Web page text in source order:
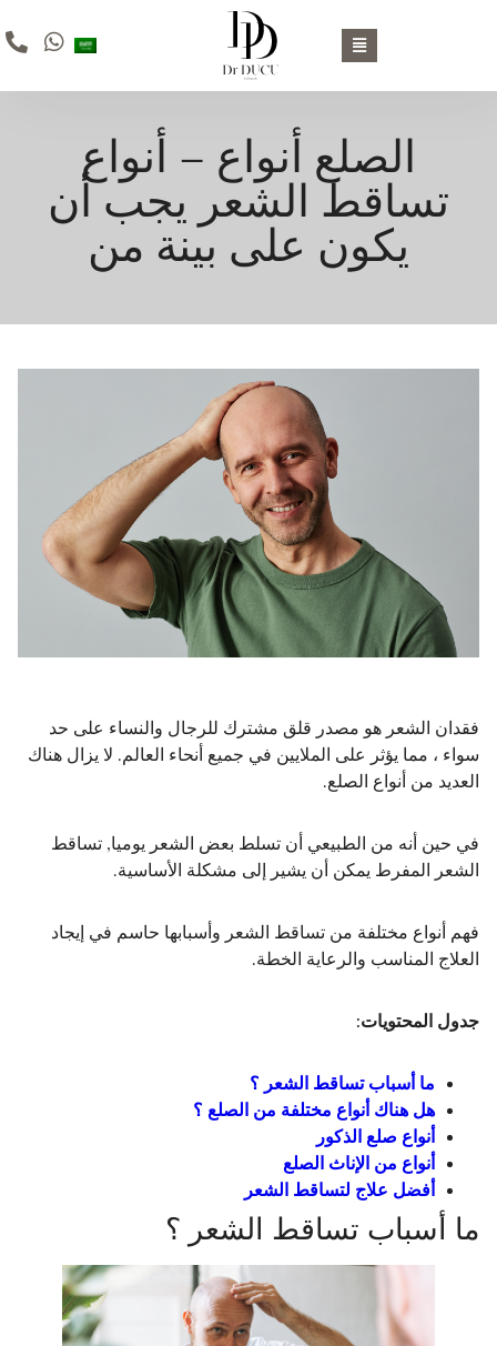
الصلع أنواع – أنواع
تساقط الشعر يجب أن
يكون على بينة من
فقدان الشعر هو مصدر قلق مشترك للرجال والنساء على حد
سواء ، مما يؤثر على الملايين في جميع أنحاء العالم. لا يزال هناك
العديد من أنواع الصلع.
في حين أنه من الطبيعي أن تسلط بعض الشعر يوميا, تساقط
الشعر المفرط يمكن أن يشير إلى مشكلة الأساسية.
فهم أنواع مختلفة من تساقط الشعر وأسبابها حاسم في إيجاد
العلاج المناسب والرعاية الخطة.
جدول المحتويات:
ما أسباب تساقط الشعر ؟
هل هناك أنواع مختلفة من الصلع ؟
أنواع صلع الذكور
أنواع من الإناث الصلع
أفضل علاج لتساقط الشعر
ما أسباب تساقط الشعر ؟